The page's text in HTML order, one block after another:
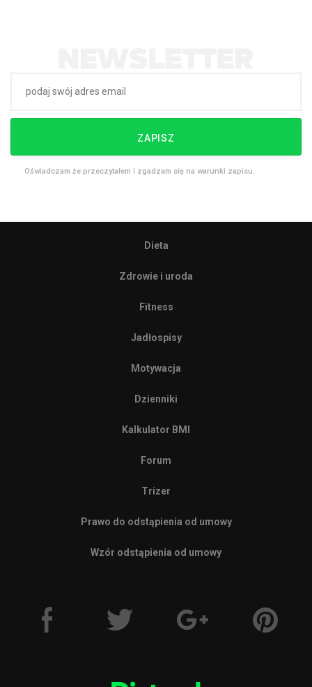
ZAPISZ
Oświadczam że przeczytałem i zgadzam się na warunki zapisu.
Dieta
Zdrowie i uroda
Fitness
Jadłospisy
Motywacja
Dzienniki
Kalkulator BMI
Forum
Trizer
Prawo do odstąpienia od umowy
Wzór odstąpienia od umowy